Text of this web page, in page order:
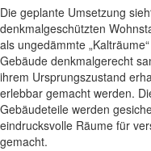
Die geplante Umsetzung
denkmalgeschützten
als ungedämmte
Gebäude denkmalgerecht
ihrem Ursprungszustand
erlebbar gemacht werden.
Gebäudeteile werden
eindrucksvolle Räume für
gemacht.